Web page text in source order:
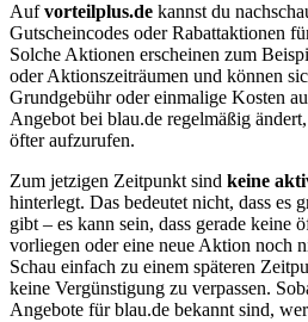
Aufvorteilplus.de kannst du
Gutscheincodes oder Rabattaktionen
Solche Aktionen erscheinen zum
oder Aktionszeiträumen und können
Grundgebühr oder einmalige Kosten
Angebot bei blau.de regelmäßig
öfter aufzurufen.
Zum jetzigen Zeitpunkt sind keine
hinterlegt. Das bedeutet nicht, dass es
gibt – es kann sein, dass gerade keine
vorliegen oder eine neue Aktion noch
Schau einfach zu einem späteren
keine Vergünstigung zu verpassen.
Angebote für blau.de bekannt sind,